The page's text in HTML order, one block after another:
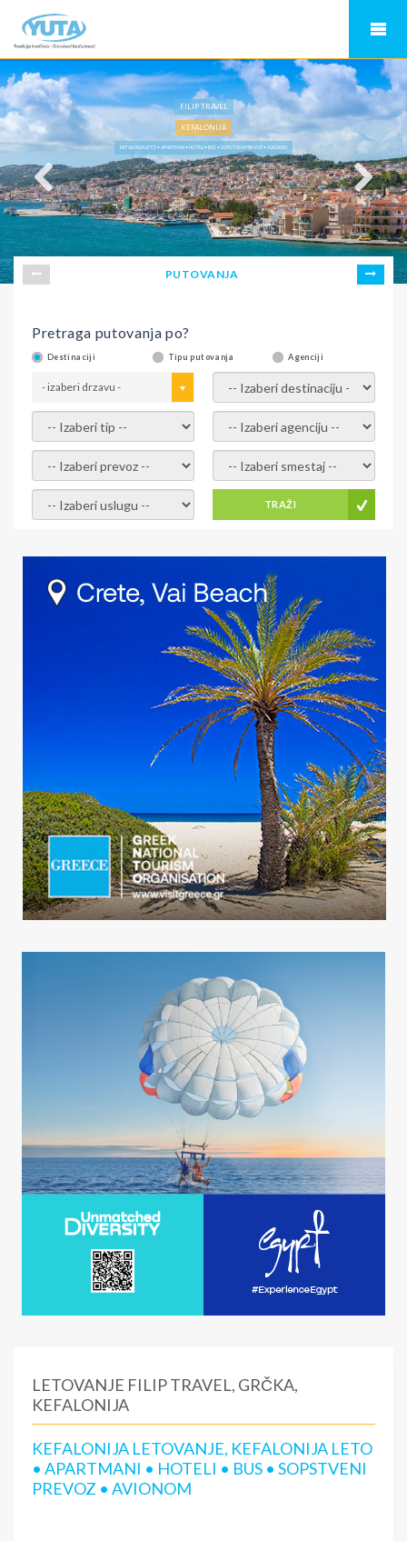
FILIP TRAVEL
KEFALONIJA
KEFALONIJA LETO • APARTMANI • HOTELI • BUS • SOPSTVENI PREVOZ • AVIONOM
PUTOVANJA
Pretraga putovanja po?
Destinaciji Tipu putovanja Agenciji
- izaberi drzavu - - izaberi destinaciju -
- izaberi tip - - izaberi agenciju -
- izaberi prevoz - - Izaberite smestaj -
- Izaberite uslugu - TRAŽI
LETOVANJE FILIP TRAVEL, GRČKA,
KEFALONIJA
KEFALONIJA LETOVANJE, KEFALONIJA LETO
• APARTMANI • HOTELI • BUS • SOPSTVENI
PREVOZ • AVIONOM